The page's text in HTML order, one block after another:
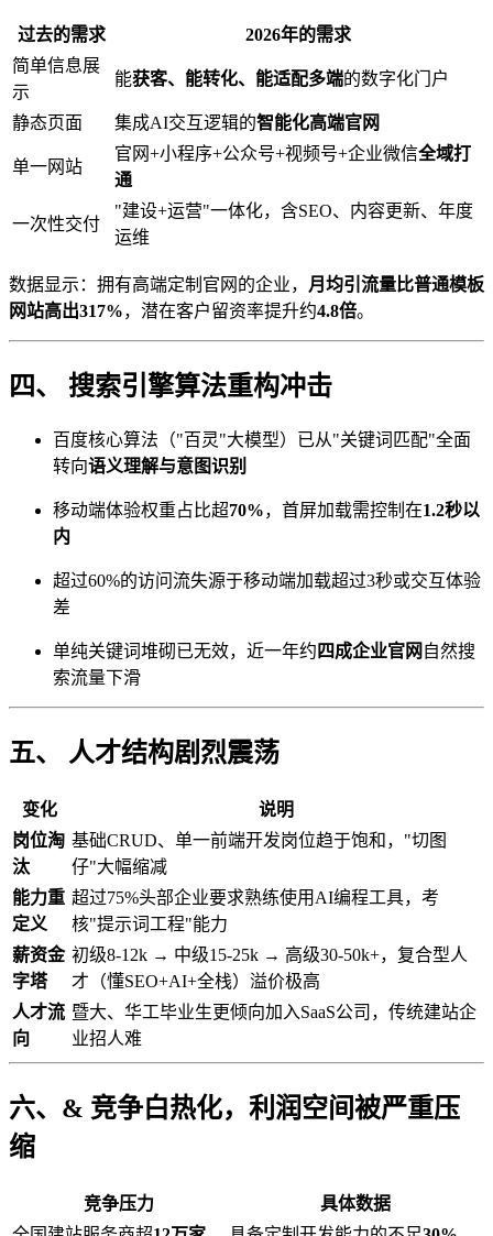
过去的需求
2026年的需求
简单信息展
示
能获客、能转化、能适配多端的数字化门户
静态页面 集成AI交互逻辑的智能化高端官网
单一网站
官网+小程序+公众号+视频号+企业微信全域打
通
一次性交付
"建设+运营"一体化，含SEO、内容更新、年度
运维
数据显示：拥有高端定制官网的企业，
月均引流量比普通模板
网站高出317%，潜在客户留资率提升约4.8倍。
四、 搜索引擎算法重构冲击
百度核心算法（"百灵"大模型）已从"关键词匹配"全面
转向语义理解与意图识别
移动端体验权重占比超70%，首屏加载需控制在1.2秒以
内
超过60%的访问流失源于移动端加载超过3秒或交互体验
差
单纯关键词堆砌已无效，近一年约 四成企业官网 自然搜
索流量下滑
五、 人才结构剧烈震荡
变化
说明
岗位淘
汰
基础CRUD、单一前端开发岗位趋于饱和，"切图
仔"大幅缩减
能力重
定义
超过75%头部企业要求熟练使用AI编程工具，考
核"提示词工程"能力
薪资金
字塔
初级8-12k → 中级15-25k → 高级30-50k+，复合型人
才（懂SEO+AI+全栈）溢价极高
人才流
向
暨大、华工毕业生更倾向加入SaaS公司，传统建站企
业招人难
六、& 竞争白热化，利润空间被严重压
缩
竞争压力
具体数据